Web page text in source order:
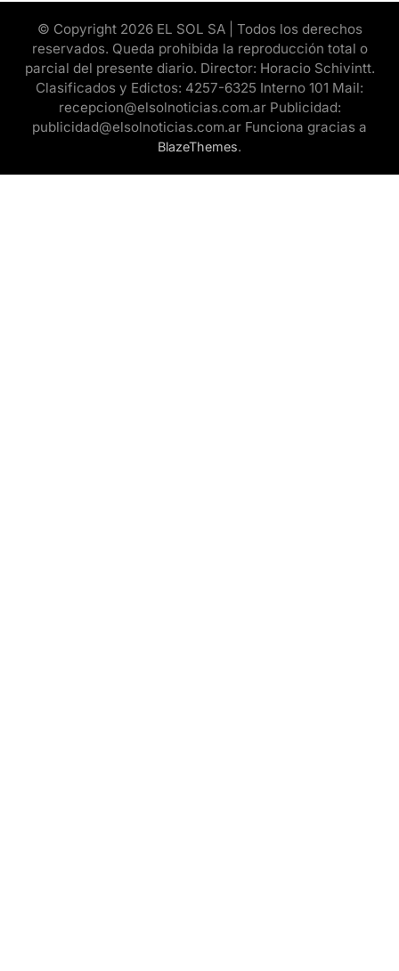
© Copyright 2026 EL SOL SA | Todos los derechos
reservados. Queda prohibida la reproducción total o
parcial del presente diario. Director: Horacio Schivintt.
Clasificados y Edictos: 4257-6325 Interno 101 Mail:
recepcion@elsolnoticias.com.ar Publicidad:
publicidad@elsolnoticias.com.ar Funciona gracias a
BlazeThemes.